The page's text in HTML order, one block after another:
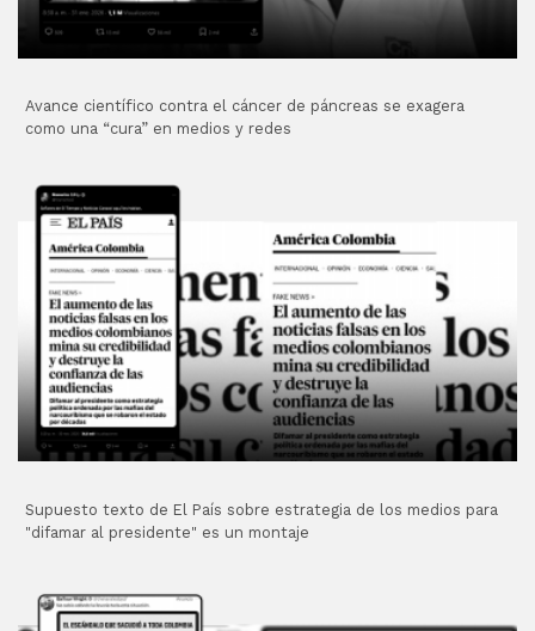
Avance científico contra el cáncer de páncreas se exagera
como una “cura” en medios y redes
Supuesto texto de El País sobre estrategia de los medios para
"difamar al presidente" es un montaje